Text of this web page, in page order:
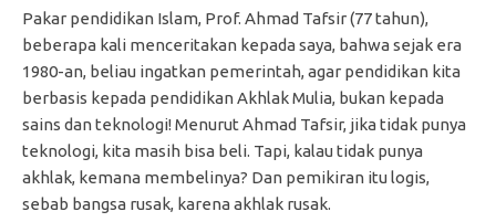
Pakar pendidikan Islam, Prof. Ahmad Tafsir (77 tahun),
beberapa kali menceritakan kepada saya, bahwa sejak era
1980-an, beliau ingatkan pemerintah, agar pendidikan kita
berbasis kepada pendidikan Akhlak Mulia, bukan kepada
sains dan teknologi! Menurut Ahmad Tafsir, jika tidak punya
teknologi, kita masih bisa beli. Tapi, kalau tidak punya
akhlak, kemana membelinya? Dan pemikiran itu logis,
sebab bangsa rusak, karena akhlak rusak.